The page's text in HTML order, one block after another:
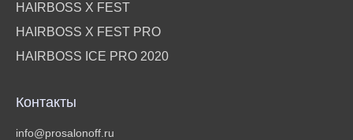
HAIRBOSS X FEST
HAIRBOSS X FEST PRO
HAIRBOSS ICE PRO 2020
Контакты
info@prosalonoff.ru